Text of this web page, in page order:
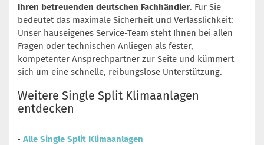
Ihren betreuenden deutschen Fachhändler. Für Sie
bedeutet das maximale Sicherheit und Verlässlichkeit:
Unser hauseigenes Service-Team steht Ihnen bei allen
Fragen oder technischen Anliegen als fester,
kompetenter Ansprechpartner zur Seite und kümmert
sich um eine schnelle, reibungslose Unterstützung.
Weitere Single Split Klimaanlagen
entdecken
• Alle Single Split Klimaanlagen